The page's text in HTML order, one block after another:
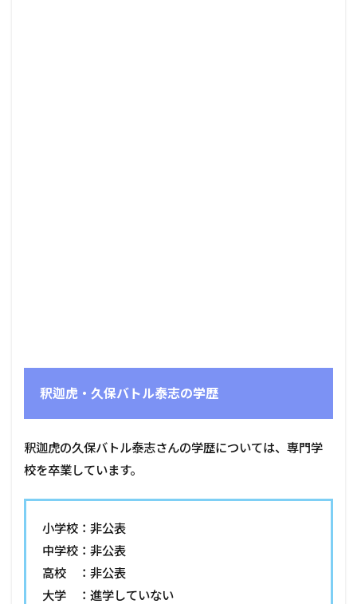
釈迦虎・久保バトル泰志の学歴
釈迦虎の久保バトル泰志さんの学歴については、専門学
校を卒業しています。
小学校：非公表
中学校：非公表
高校 ：非公表
大学 ：進学していない